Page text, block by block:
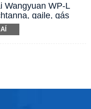
Wangyuan WP-L
gaile, gás
Úsáidtear an
sreabhadh a suimiú,